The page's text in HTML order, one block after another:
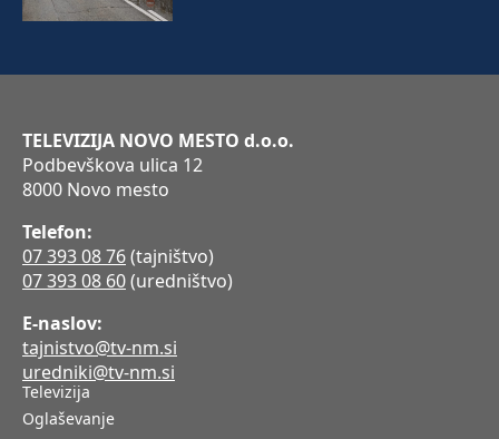
TELEVIZIJA NOVO MESTO d.o.o.
Podbevškova ulica 12
8000 Novo mesto
Telefon:
07 393 08 76(tajništvo)
07 393 08 60(uredništvo)
E-naslov:
tajnistvo@tv-nm.si
uredniki@tv-nm.si
Televizija
Oglaševanje